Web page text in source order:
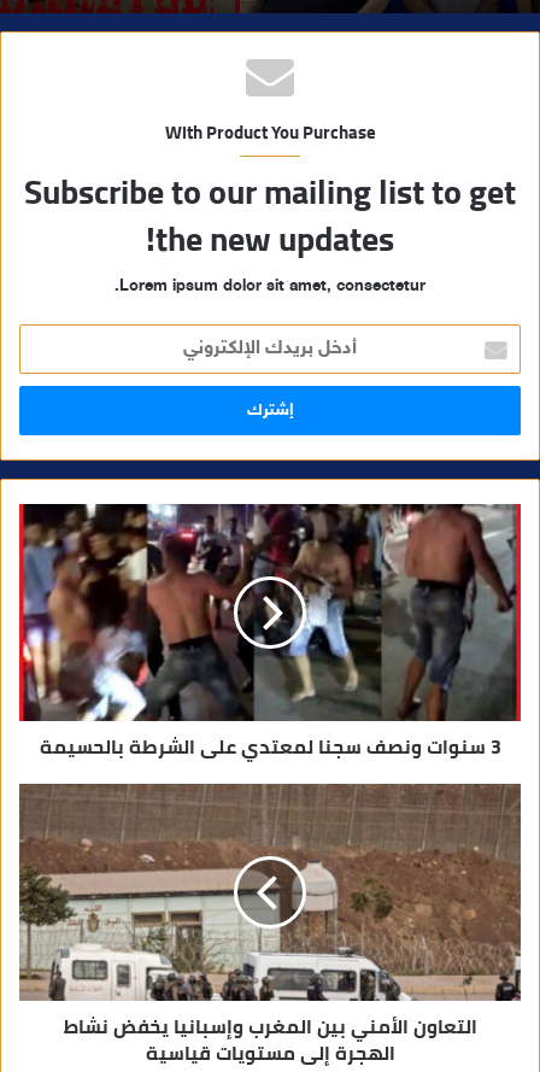
With Product You Purchase
Subscribe to our mailing list to get
the new updates!
Lorem ipsum dolor sit amet, consectetur.
خ
ل
ر
ا
ك
و
3 سنوات ونصف سجنا لمعتدي على الشرطة بالحسيمة
التعاون الأمني بين المغرب وإسبانيا يخفض نشاط
الهجرة إلى مستويات قياسية